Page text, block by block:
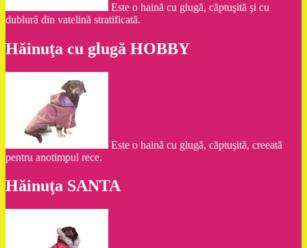
Este o haină cu glugă, căptuşită şi cu
dublură din vatelină stratificată.
Hăinuţa cu glugă HOBBY
Este o haină cu glugă, căptuşită, creeată
pentru anotimpul rece.
Hăinuţa SANTA